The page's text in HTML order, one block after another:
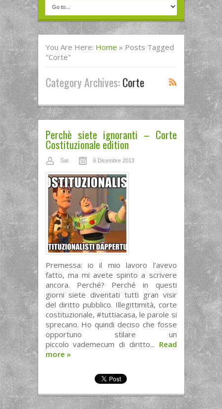
You Are Here: Home » Posts Tagged
"corte"
Category Archives:Corte
Perchè siete ignoranti – Corte
Costituzionale edition
Sat 6 Dicembre 2013
Premessa: io il mio lavoro l’avevo
fatto, ma mi avete spinto a scrivere
ancora. Perché? Perché in questi
giorni siete diventati tutti gran visir
del diritto pubblico. Illegittimità, corte
costituzionale, #tuttiacasa, le parole si
sprecano. Ho quindi deciso che fosse
opportuno stilare un
piccolo vademecum di diritto... Read
more »